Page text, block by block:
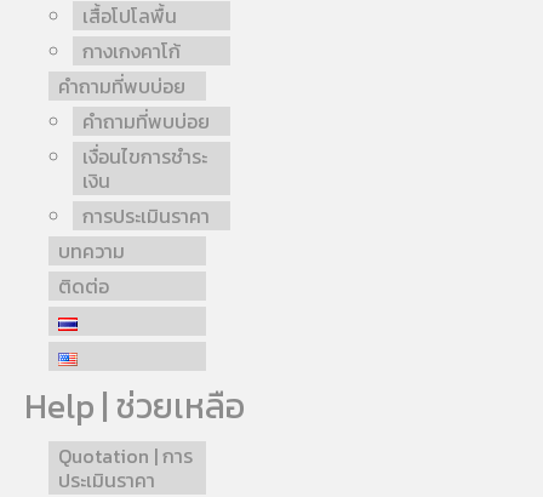
เสื้อโปโลพื้น
กางเกงคาโก้
คำถามที่พบบ่อย
คำถามที่พบบ่อย
เงื่อนไขการชำระ
เงิน
การประเมินราคา
บทความ
ติดต่อ
Help | ช่วยเหลือ
Quotation | การ
ประเมินราคา